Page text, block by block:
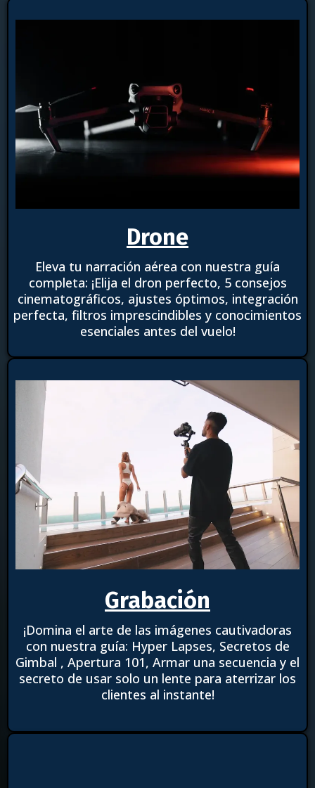
Drone
Eleva tu narración aérea con nuestra guía
completa: ¡Elija el dron perfecto, 5 consejos
cinematográficos, ajustes óptimos, integración
perfecta, filtros imprescindibles y conocimientos
esenciales antes del vuelo!
Grabación
¡Domina el arte de las imágenes cautivadoras
con nuestra guía: Hyper Lapses, Secretos de
Gimbal , Apertura 101, Armar una secuencia y el
secreto de usar solo un lente para aterrizar los
clientes al instante!